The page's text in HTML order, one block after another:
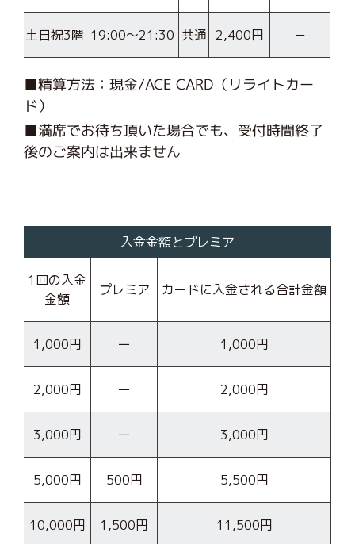
土日祝3階 19:00〜21:30 共通 2,400円 －
■精算方法：現金/ACE CARD（リライトカー
ド）
■満席でお待ち頂いた場合でも、受付時間終了
後のご案内は出来ません
入金金額とプレミア
1回の入金
金額
プレミア カードに入金される合計金額
1,000円 ー 1,000円
2,000円 ー 2,000円
3,000円 ー 3,000円
5,000円 500円 5,500円
10,000円 1,500円 11,500円